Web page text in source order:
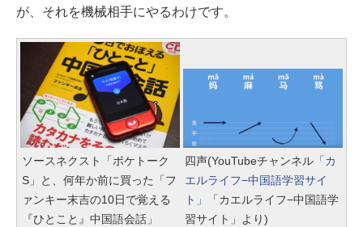
が、それを機械相手にやるわけです。
ソースネクスト「ポケトーク
S」と、何年か前に買った「フ
ァンキー末吉の10日で覚える
『ひとこと』中国語会話」
四声(YouTubeチャンネル「カ
エルライフ−中国語学習サイ
ト」
「カエルライフ−中国語学
習サイト」より)